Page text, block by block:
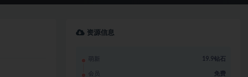
资源信息
萌新 19.9钻石
会员 免费